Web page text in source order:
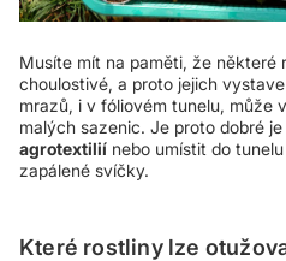
Musíte mít na paměti, že některé
choulostivé, a proto jejich
mrazů, i v fóliovém tunelu, může
malých sazenic. Je proto dobré
agrotextilií nebo umístit do
zapálené svíčky.
Které rostliny lze